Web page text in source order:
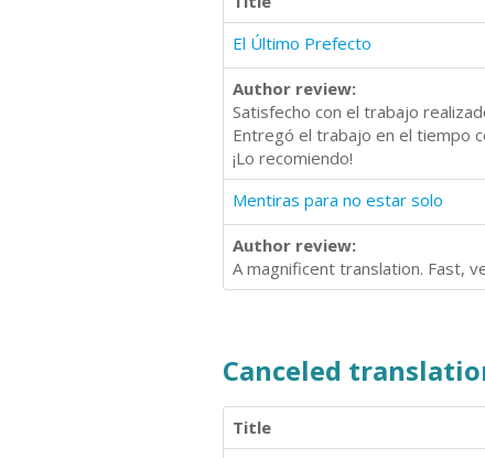
El Último Prefecto
Author review:
Satisfecho con el trabajo
Entregó el trabajo en el tiempo
¡Lo recomiendo!
Mentiras para no estar solo
Author review:
A magnificent translation. Fast,
Canceled
Title